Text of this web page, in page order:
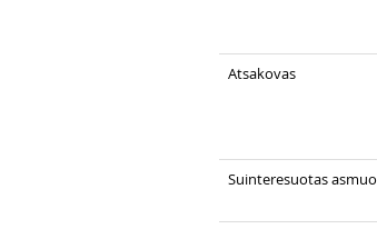
Atsakovas
Suinteresuotas asmuo